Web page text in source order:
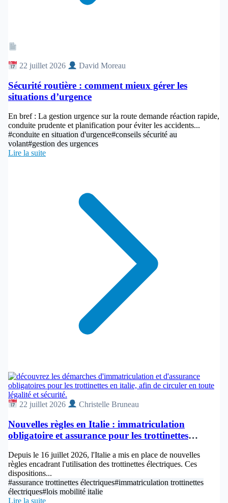
22 juillet 2026
David Moreau
Sécurité routière : comment mieux gérer les
situations d’urgence
En bref : La gestion urgence sur la route demande réaction rapide,
conduite prudente et planification pour éviter les accidents...
#conduite en situation d'urgence#conseils sécurité au
volant#gestion des urgences
Lire la suite
22 juillet 2026 Christelle Bruneau
Nouvelles règles en Italie : immatriculation
obligatoire et assurance pour les trottinettes
Depuis le 16 juillet 2026, l'Italie a mis en place de nouvelles
règles encadrant l'utilisation des trottinettes électriques. Ces
dispositions...
#assurance trottinettes électriques#immatriculation trottinettes
électriques#lois mobilité italie
Lire la suite